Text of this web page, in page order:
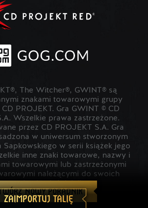
nowy poradnik
ZAIMPORTUJ TALIĘ
The Witcher®, GWINT® są
znakami towarowymi grupy
PROJEKT. Gra GWINT © CD
Wszelkie prawa zastrzeżone.
przez CD PROJEKT S.A. Gra
w uniwersum stworzonym
Sapkowskiego w serii książek jego
inne znaki towarowe, nazwy i
towarowymi lub zastrzeżonymi
należącymi do swoich
właścicieli.